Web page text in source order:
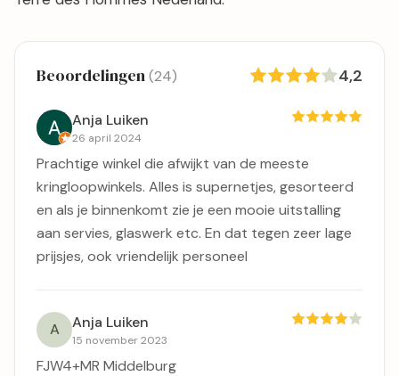
Beoordelingen(24) 4,2
Anja Luiken
26 april 2024
Prachtige winkel die afwijkt van de meeste
kringloopwinkels. Alles is supernetjes, gesorteerd
en als je binnenkomt zie je een mooie uitstalling
aan servies, glaswerk etc. En dat tegen zeer lage
prijsjes, ook vriendelijk personeel
A Anja Luiken
15 november 2023
FJW4+MR Middelburg